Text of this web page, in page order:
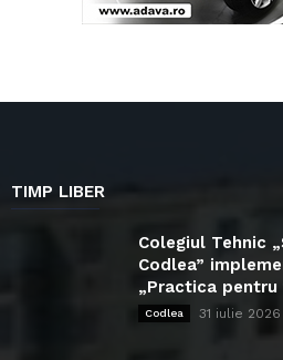
TIMP LIBER
Colegiul Tehnic
Codlea”
„Practica pentru
Codlea 31 iulie 2026